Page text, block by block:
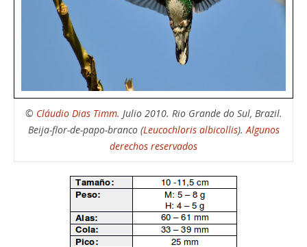
© Cláudio Dias Timm. Julio 2010. Rio Grande do Sul, Brazil.
Beija-flor-de-papo-branco (Leucochloris albicollis).Algunos
derechos reservados